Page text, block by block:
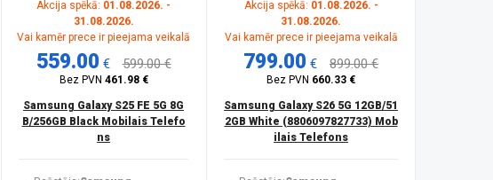
Akcija spēkā: 01.08.2026. -
31.08.2026.
Vai kamēr prece ir pieejama veikalā
559.00 € 599.00 €
Bez PVN 461.98 €
Samsung Galaxy S25 FE 5G 8G
B/256GB Black Mobilais Telefo
ns
Akcija spēkā: 01.08.2026. -
31.08.2026.
Vai kamēr prece ir pieejama veikalā
799.00 € 899.00 €
Bez PVN 660.33 €
Samsung Galaxy S26 5G 12GB/51
2GB White (8806097827733) Mob
ilais Telefons